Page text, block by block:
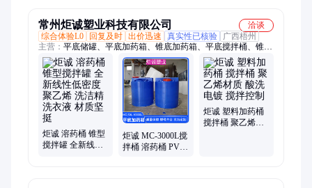
常州炬诚塑业科技有限公司
洽谈
综合体验L0
回复及时 出价迅速 真实性已核验
广西梧州
主营： 平底储罐、平底加药箱、锥底加药箱、平底搅拌桶、锥底
搅拌桶
炬诚 溶药桶 锥型
搅拌罐 全新线性
炬诚 MC-3000L搅
拌桶 溶药桶 PVC
炬诚 塑料加药桶
搅拌桶 聚乙烯材